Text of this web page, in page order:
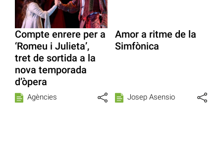
Compte enrere per a
‘Romeu i Julieta’,
tret de sortida a la
nova temporada
d’òpera
Agències
Amor a ritme de la
Simfònica
Josep Asensio